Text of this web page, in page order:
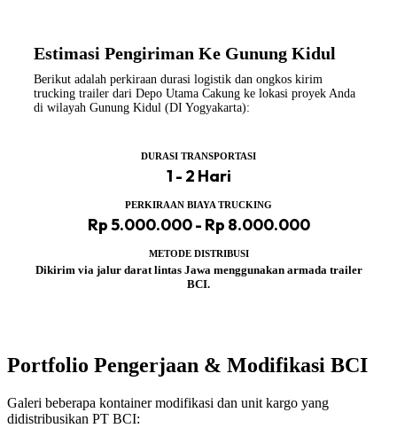
Estimasi Pengiriman Ke Gunung Kidul
Berikut adalah perkiraan durasi logistik dan ongkos kirim
trucking trailer dari Depo Utama Cakung ke lokasi proyek Anda
di wilayah Gunung Kidul (DI Yogyakarta):
DURASI TRANSPORTASI
1 - 2 Hari
PERKIRAAN BIAYA TRUCKING
Rp 5.000.000 - Rp 8.000.000
METODE DISTRIBUSI
Dikirim via jalur darat lintas Jawa menggunakan armada trailer
BCI.
Portfolio Pengerjaan & Modifikasi BCI
Galeri beberapa kontainer modifikasi dan unit kargo yang
didistribusikan PT BCI: